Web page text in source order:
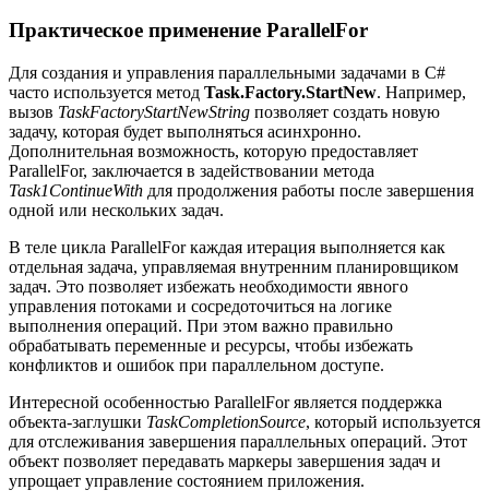
Практическое применение ParallelFor
Для создания и управления параллельными задачами в C#
часто используется метод Task.Factory.StartNew. Например,
вызов TaskFactoryStartNewString позволяет создать новую
задачу, которая будет выполняться асинхронно.
Дополнительная возможность, которую предоставляет
ParallelFor, заключается в задействовании метода
Task1ContinueWith для продолжения работы после завершения
одной или нескольких задач.
В теле цикла ParallelFor каждая итерация выполняется как
отдельная задача, управляемая внутренним планировщиком
задач. Это позволяет избежать необходимости явного
управления потоками и сосредоточиться на логике
выполнения операций. При этом важно правильно
обрабатывать переменные и ресурсы, чтобы избежать
конфликтов и ошибок при параллельном доступе.
Интересной особенностью ParallelFor является поддержка
объекта-заглушки TaskCompletionSource, который используется
для отслеживания завершения параллельных операций. Этот
объект позволяет передавать маркеры завершения задач и
упрощает управление состоянием приложения.